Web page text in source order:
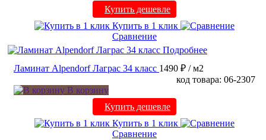
Купить дешевле
Купить в 1 клик
Сравнение
Подробнее
Ламинат Alpendorf Лаграс 34 класс 1490 ₽ / м2
код товара: 06-2307
В корзину
Купить дешевле
Купить в 1 клик
Сравнение